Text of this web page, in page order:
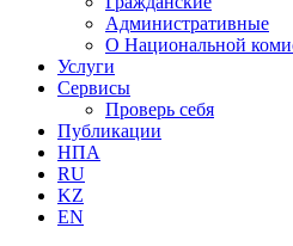
Административные
О Национальной
Услуги
Сервисы
Проверь себя
Публикации
НПА
RU
KZ
EN